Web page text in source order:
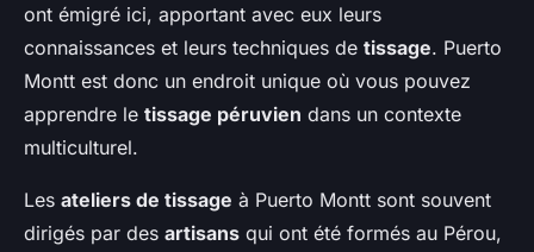
ont émigré ici, apportant avec eux leurs
connaissances et leurs techniques de tissage. Puerto
Montt est donc un endroit unique où vous pouvez
apprendre le tissage péruvien dans un contexte
multiculturel.
Les ateliers de tissage à Puerto Montt sont souvent
dirigés par des artisans qui ont été formés au Pérou,